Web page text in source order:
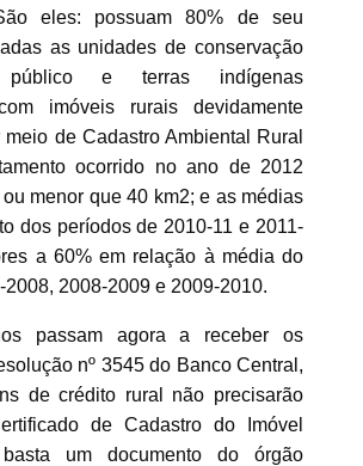
eles: possuam 80% de seu
as unidades de conservação
e terras indígenas
imóveis rurais devidamente
de Cadastro Ambiental Rural
ocorrido no ano de 2012
menor que 40 km2; e as médias
dos períodos de 2010-11 e 2011-
a 60% em relação à média do
2008-2009 e 2009-2010.
passam agora a receber os
nº 3545 do Banco Central,
de crédito rural não precisarão
de Cadastro do Imóvel
um documento do órgão